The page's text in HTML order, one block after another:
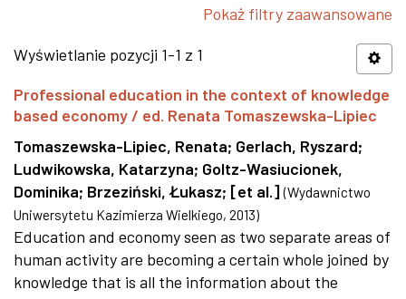
Pokaż filtry zaawansowane
Wyświetlanie pozycji 1-1 z 1
Professional education in the context of knowledge
based economy / ed. Renata Tomaszewska-Lipiec
Tomaszewska-Lipiec, Renata; Gerlach, Ryszard;
Ludwikowska, Katarzyna; Goltz-Wasiucionek,
Dominika; Brzeziński, Łukasz; [et al.] (Wydawnictwo
Uniwersytetu Kazimierza Wielkiego, 2013)
Education and economy seen as two separate areas of
human activity are becoming a certain whole joined by
knowledge that is all the information about the